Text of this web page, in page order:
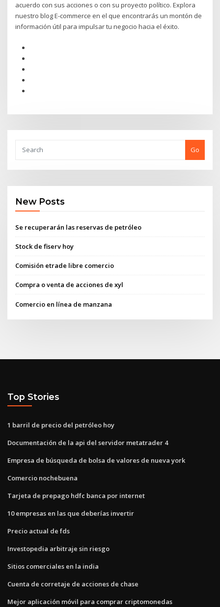
acuerdo con sus acciones o con su proyecto político. Explora
nuestro blog E-commerce en el que encontrarás un montón de
información útil para impulsar tu negocio hacia el éxito.
Go
New Posts
Se recuperarán las reservas de petróleo
Stock de fiserv hoy
Comisión etrade libre comercio
Compra o venta de acciones de xyl
Comercio en línea de manzana
Top Stories
1 barril de precio del petróleo hoy
Documentación de la api del servidor metatrader 4
Empresa de búsqueda de bolsa de valores de nueva york
Comercio nochebuena
Tarjeta de prepago hdfc banca por internet
10 empresas en las que deberías invertir
Precio actual de fds
Investopedia arbitraje sin riesgo
Sitios comerciales en la india
Cuenta de corretaje de acciones de chase
Mejor aplicación móvil para comprar criptomonedas